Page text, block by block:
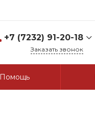
+7 (7232) 91-20-18
г. Усть-Каменогорск, ул.
Заказать звонок
Помощь